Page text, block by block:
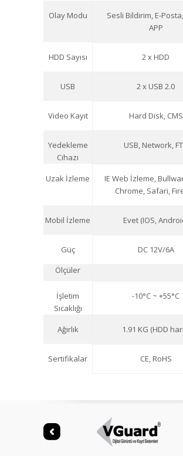
Olay Modu
Sesli Bildirim, E-
APP
HDD Sayısı 2 x HDD
USB 2 x USB 2.0
Video Kayıt Hard Disk, CMS
Yedekleme
Cihazı
USB, Network,
Uzak İzleme
IE Web İzleme,
Chrome, Safari,
Mobil İzleme Evet (IOS,
Güç
DC 12V/6A
Ölçüler
İşletim
Sıcaklığı
-10°C ~ +55°C
Ağırlık 1.91 KG (HDD
Sertifikalar CE, RoHS